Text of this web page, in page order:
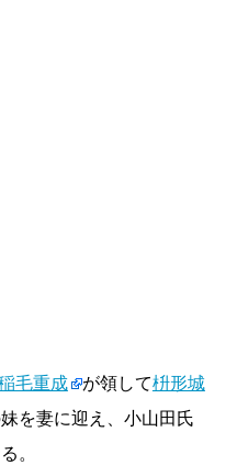
毛重成 が領して枡形城
を妻に迎え、小山田氏
。